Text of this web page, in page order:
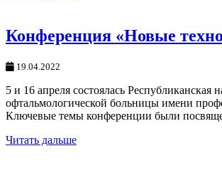
Конференция «Новые
19.04.2022
5 и 16 апреля состоялась
офтальмологической больницы имени
Ключевые темы конференции были
Читать дальше